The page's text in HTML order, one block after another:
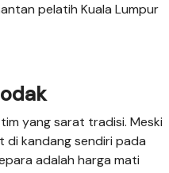
pelatih Kuala Lumpur
yang sarat tradisi. Meski
di kandang sendiri pada
adalah harga mati